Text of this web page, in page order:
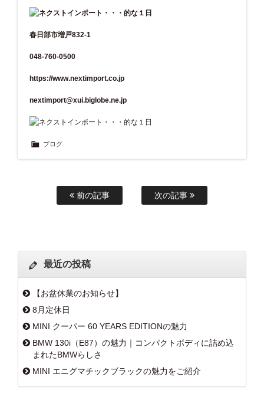
春日部市増戸832-1
048-760-0500
https://www.nextimport.co.jp
nextimport@xui.biglobe.ne.jp
ブログ
前の記事 次の記事
最近の投稿
【お盆休業のお知らせ】
8月定休日
MINI クーパー 60 YEARS EDITIONの魅力
BMW 130i（E87）の魅力｜コンパクトボディに詰め込
まれたBMWらしさ
MINI エニグマチックブラックの魅力をご紹介